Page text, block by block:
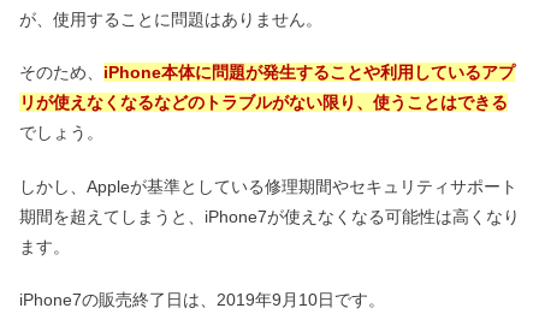
が、使用することに問題はありません。
そのため、 iPhone本体に問題が発生することや利用しているアプ
リが使えなくなるなどのトラブルがない限り、使うことはできる
でしょう。
しかし、Appleが基準としている修理期間やセキュリティサポート
期間を超えてしまうと、iPhone7が使えなくなる可能性は高くなり
ます。
iPhone7の販売終了日は、2019年9月10日です。